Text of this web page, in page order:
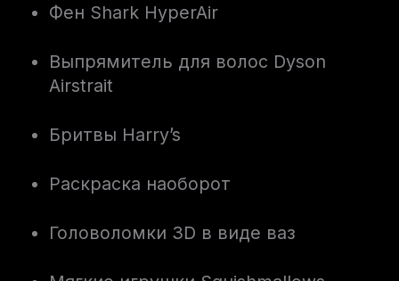
Фен Shark HyperAir
Выпрямитель для волос Dyson
Airstrait
Бритвы Harry’s
Раскраска наоборот
Головоломки 3D в виде ваз